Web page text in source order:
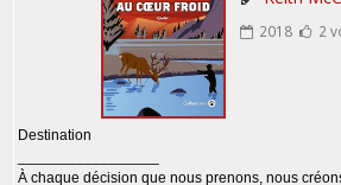
Destination
À chaque décision que nous prenons, nous